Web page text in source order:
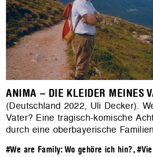
ANIMA – DIE KLEIDER MEINES
(Deutschland 2022, Uli Decker).
Vater? Eine tragisch-komische
durch eine oberbayerische
#We are Family: Wo gehöre ich hin?,